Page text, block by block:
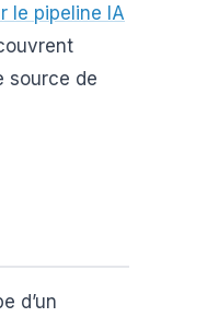
le pipeline IA
source de
d’un